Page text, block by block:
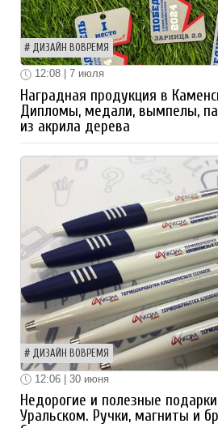
ДИЗАЙН ВОВРЕМЯ
12:08 | 7 июля
Наградная продукция в
Дипломы, медали, вымпелы,
из акрила дерева
ДИЗАЙН ВОВРЕМЯ
12:06 | 30 июня
Недорогие и полезные
Уральском. Ручки, магниты и